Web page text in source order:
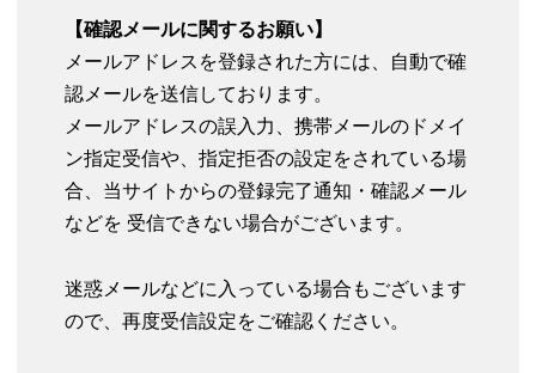
【確認メールに関するお願い】
メールアドレスを登録された方には、自動で確
認メールを送信しております。
メールアドレスの誤入力、携帯メールのドメイ
ン指定受信や、指定拒否の設定をされている場
合、当サイトからの登録完了通知・確認メール
などを 受信できない場合がございます。
迷惑メールなどに入っている場合もございます
ので、再度受信設定をご確認ください。